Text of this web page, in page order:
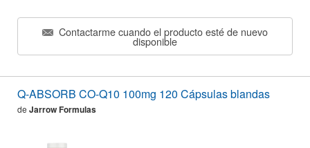
Contactarme cuando el producto esté de nuevo
disponible
Q-ABSORB CO-Q10 100mg 120 Cápsulas blandas
de Jarrow Formulas